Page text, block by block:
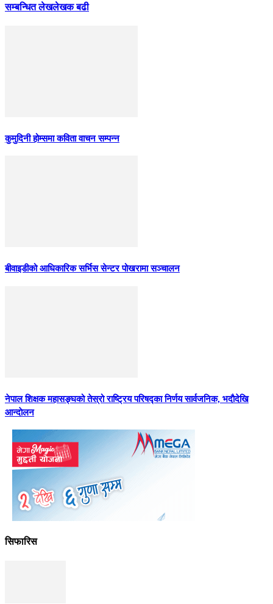
सम्बन्धित लेखलेखक बढी
कुमुदिनी होम्समा कविता वाचन सम्पन्न
बीवाइडीको आधिकारिक सर्भिस सेन्टर पोखरामा सञ्चालन
नेपाल शिक्षक महासङ्घको तेस्रो राष्ट्रिय परिषद्का निर्णय सार्वजनिक, भदाैदेखि
आन्दाेलन
सिफारिस